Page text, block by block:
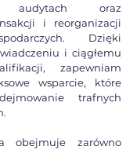
audytach oraz
i reorganizacji
Dzięki
i ciągłemu
zapewniam
wsparcie, które
trafnych
obejmuje zarówno